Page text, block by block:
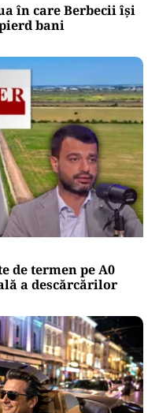
în care Berbecii își
bani
de termen pe A0
a descărcărilor